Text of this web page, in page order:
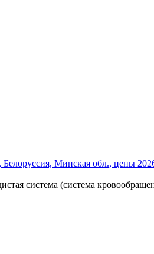
Белоруссия, Минская обл., цены
система (система